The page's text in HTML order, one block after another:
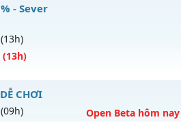
mốc
Dream Land
- Sever
(13h)
(13h)
AE ơi
vào 13h ngày 04/08/2626
CHƠI
(09h)
Open Beta hôm nay